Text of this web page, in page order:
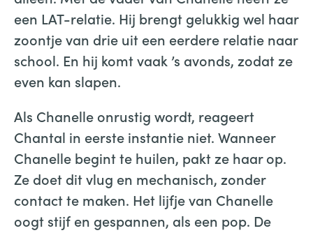
een LAT-relatie. Hij brengt gelukkig wel haar
zoontje van drie uit een eerdere relatie naar
school. En hij komt vaak ’s avonds, zodat ze
even kan slapen.
Als Chanelle onrustig wordt, reageert
Chantal in eerste instantie niet. Wanneer
Chanelle begint te huilen, pakt ze haar op.
Ze doet dit vlug en mechanisch, zonder
contact te maken. Het lijfje van Chanelle
oogt stijf en gespannen, als een pop. De